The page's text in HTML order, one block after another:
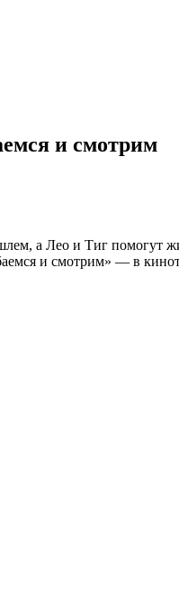
и смотрим
а Лео и Тиг помогут
и смотрим» — в